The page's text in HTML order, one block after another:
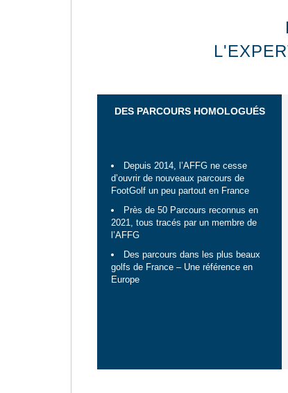
DES PARCOURS HOMOLOGUÉS
Depuis 2014, l’AFFG ne cesse
d’ouvrir de nouveaux parcours de
FootGolf un peu partout en France
Près de 50 Parcours reconnus en
2021, tous tracés par un membre de
l’AFFG
Des parcours dans les plus beaux
golfs de France – Une référence en
Europe